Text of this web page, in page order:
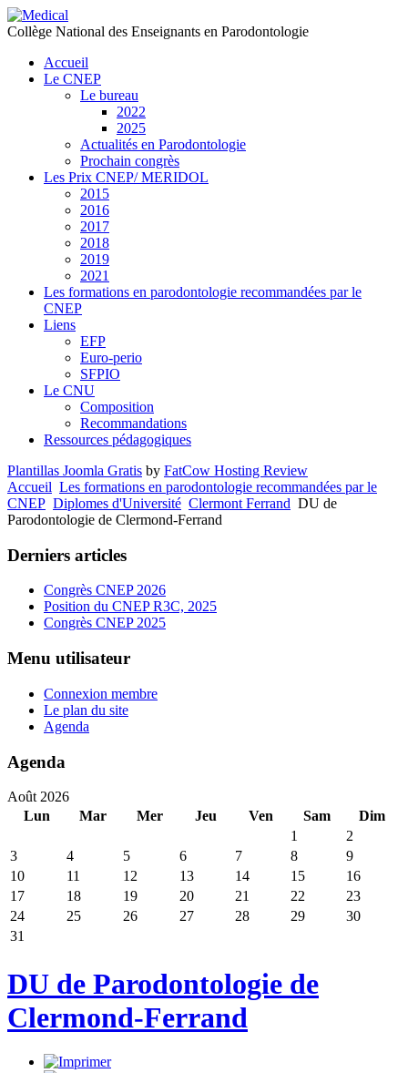
Collège National des Enseignants en Parodontologie
Accueil
Le CNEP
Le bureau
2022
2025
Actualités en Parodontologie
Prochain congrès
Les Prix CNEP/ MERIDOL
2015
2016
2017
2018
2019
2021
Les formations en parodontologie recommandées par le
CNEP
Liens
EFP
Euro-perio
SFPIO
Le CNU
Composition
Recommandations
Ressources pédagogiques
Plantillas Joomla Gratis by FatCow Hosting Review
Accueil Les formations en parodontologie recommandées par le
CNEP Diplomes d'Université Clermont Ferrand DU de
Parodontologie de Clermond-Ferrand
Derniers articles
Congrès CNEP 2026
Position du CNEP R3C, 2025
Congrès CNEP 2025
Menu utilisateur
Connexion membre
Le plan du site
Agenda
Agenda
précédente
précédent
suivante
suivant
Août 2026
Lun
Mar Mer Jeu Ven Sam
Dim
1
2
3
4 5 6 7 8
9
10
11 12 13 14 15
16
17
18 19 20 21 22
23
24
25 26 27 28 29
30
31
DU de Parodontologie de
Clermond-Ferrand